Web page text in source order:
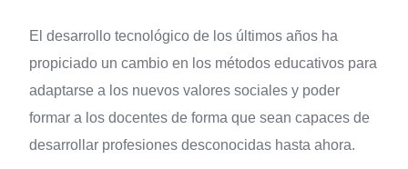
El desarrollo tecnológico de los últimos años ha
propiciado un cambio en los métodos educativos para
adaptarse a los nuevos valores sociales y poder
formar a los docentes de forma que sean capaces de
desarrollar profesiones desconocidas hasta ahora.